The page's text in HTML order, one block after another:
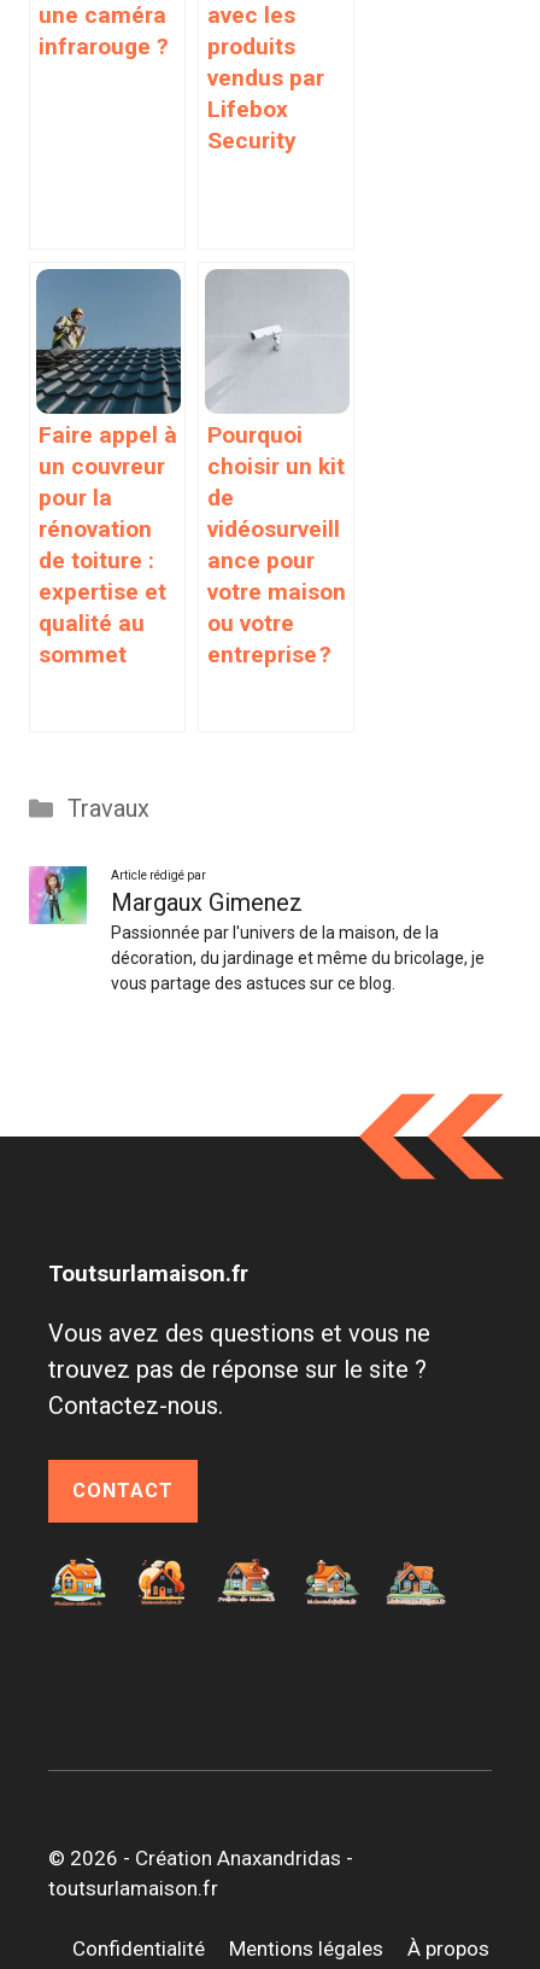
une caméra
infrarouge ?
avec les
produits
vendus par
Lifebox
Security
Faire appel à
un couvreur
pour la
rénovation
de toiture :
expertise et
qualité au
sommet
Pourquoi
choisir un kit
de
vidéosurveill
ance pour
votre maison
ou votre
entreprise ?
Catégories
Travaux
Article rédigé par
Margaux Gimenez
Passionnée par l'univers de la maison, de la
décoration, du jardinage et même du bricolage, je
vous partage des astuces sur ce blog.
Toutsurlamaison.fr
Vous avez des questions et vous ne
trouvez pas de réponse sur le site ?
Contactez-nous.
CONTACT
© 2026 - Création Anaxandridas -
toutsurlamaison.fr
Confidentialité Mentions légales À propos